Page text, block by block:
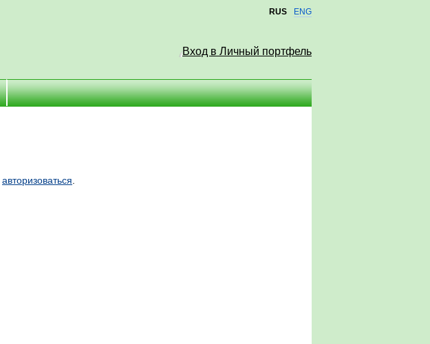
RUS ENG
Вход в Личный портфель
авторизоваться